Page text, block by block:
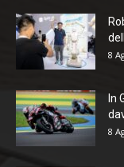
8
In
8